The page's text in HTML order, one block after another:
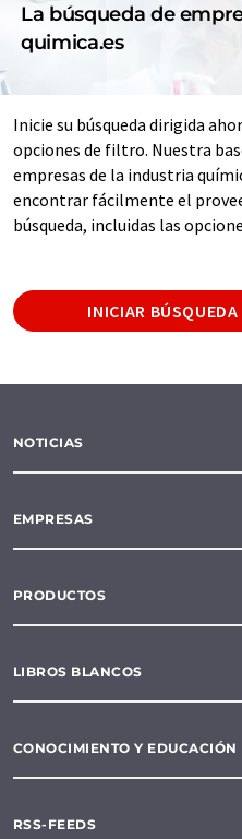
La búsqueda de
quimica.es
Inicie su búsqueda dirigida
opciones de filtro. Nuestra
empresas de la industria
encontrar fácilmente el
búsqueda, incluidas las
INICIAR
NOTICIAS
EMPRESAS
PRODUCTOS
LIBROS BLANCOS
CONOCIMIENTO Y EDUCACIÓN
RSS-FEEDS